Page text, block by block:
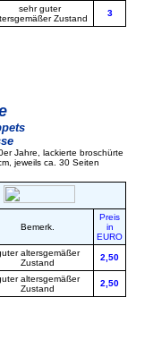
sehr guter
Zustand
3
Jahre, lackierte broschürte
jeweils ca. 30 Seiten
Bemerk.
Preis
in
EURO
altersgemäßer
Zustand
2,50
altersgemäßer
Zustand
2,50